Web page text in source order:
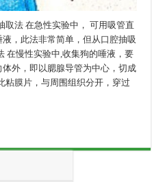
取法 在急性实验中， 可用吸管直
，此法非常简单，但从口腔抽吸
在慢性实验中,收集狗的唾液，要
外，即以腮腺导管为中心，切成
粘膜片，与周围组织分开，穿过